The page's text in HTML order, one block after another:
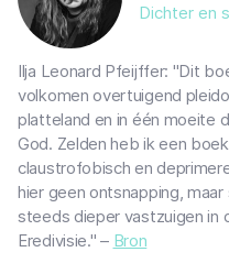
Dichter en
Ilja Leonard Pfeijffer: "Dit
volkomen overtuigend
platteland en in één moeite
God. Zelden heb ik een
claustrofobisch en
hier geen ontsnapping,
steeds dieper vastzuigen in
Eredivisie." – Bron